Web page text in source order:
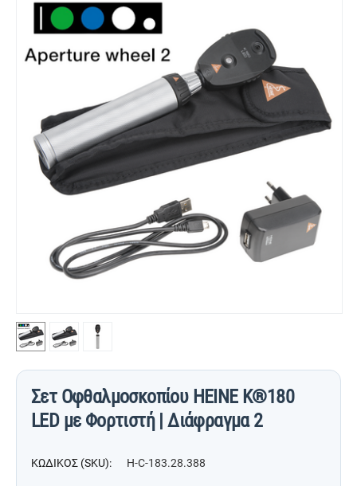
Σετ Οφθαλμοσκοπίου HEINE K®180
LED με Φορτιστή | Διάφραγμα 2
ΚΩΔΙΚΟΣ (SKU): H-C-183.28.388